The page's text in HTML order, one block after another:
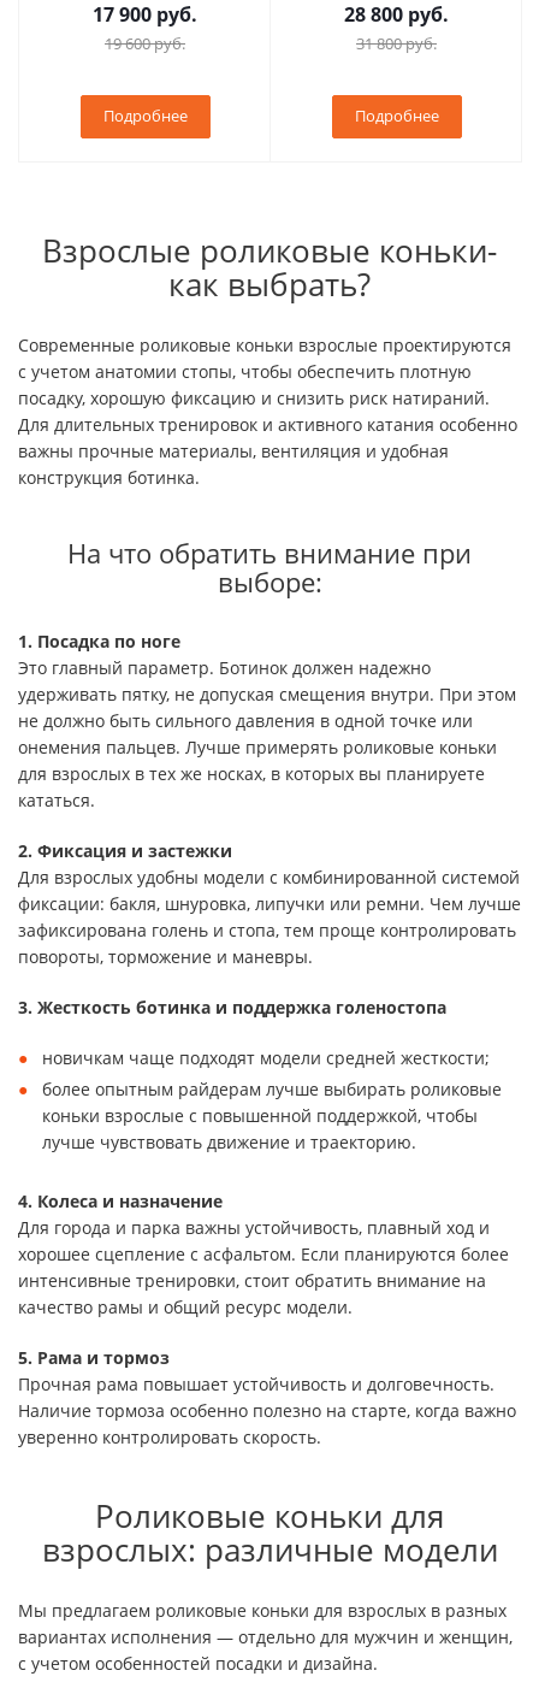
17 900 руб.
19 600 руб.
Подробнее
28 800 руб.
31 800 руб.
Подробнее
Взрослые роликовые коньки-
как выбрать?
Современные роликовые коньки взрослые проектируются
с учетом анатомии стопы, чтобы обеспечить плотную
посадку, хорошую фиксацию и снизить риск натираний.
Для длительных тренировок и активного катания особенно
важны прочные материалы, вентиляция и удобная
конструкция ботинка.
На что обратить внимание при
выборе:
1. Посадка по ноге
Это главный параметр. Ботинок должен надежно
удерживать пятку, не допуская смещения внутри. При этом
не должно быть сильного давления в одной точке или
онемения пальцев. Лучше примерять роликовые коньки
для взрослых в тех же носках, в которых вы планируете
кататься.
2. Фиксация и застежки
Для взрослых удобны модели с комбинированной системой
фиксации: бакля, шнуровка, липучки или ремни. Чем лучше
зафиксирована голень и стопа, тем проще контролировать
повороты, торможение и маневры.
3. Жесткость ботинка и поддержка голеностопа
новичкам чаще подходят модели средней жесткости;
более опытным райдерам лучше выбирать роликовые
коньки взрослые с повышенной поддержкой, чтобы
лучше чувствовать движение и траекторию.
4. Колеса и назначение
Для города и парка важны устойчивость, плавный ход и
хорошее сцепление с асфальтом. Если планируются более
интенсивные тренировки, стоит обратить внимание на
качество рамы и общий ресурс модели.
5. Рама и тормоз
Прочная рама повышает устойчивость и долговечность.
Наличие тормоза особенно полезно на старте, когда важно
уверенно контролировать скорость.
Роликовые коньки для
взрослых: различные модели
Мы предлагаем роликовые коньки для взрослых в разных
вариантах исполнения — отдельно для мужчин и женщин,
с учетом особенностей посадки и дизайна.